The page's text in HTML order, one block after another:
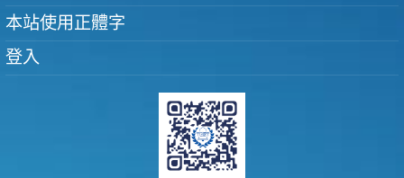
本站使用正體字
登入